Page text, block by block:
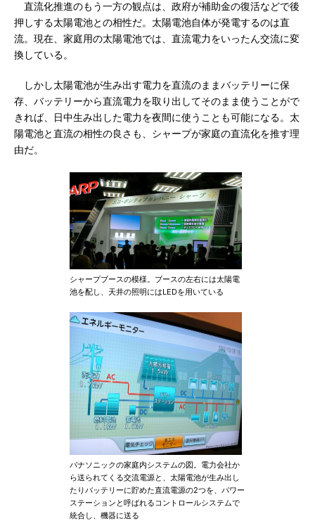
直流化推進のもう一方の観点は、政府が補助金の復活などで後
押しする太陽電池との相性だ。太陽電池自体が発電するのは直
流。現在、家庭用の太陽電池では、直流電力をいったん交流に変
換している。
しかし太陽電池が生み出す電力を直流のままバッテリーに保
存、バッテリーから直流電力を取り出してそのまま使うことがで
きれば、日中生み出した電力を夜間に使うことも可能になる。太
陽電池と直流の相性の良さも、シャープが家庭の直流化を推す理
由だ。
シャープブースの模様。ブースの左右には太陽電
池を配し、天井の照明にはLEDを用いている
パナソニックの家庭内システムの図。電力会社か
ら送られてくる交流電源と、太陽電池が生み出し
たりバッテリーに貯めた直流電源の2つを、パワー
ステーションと呼ばれるコントロールシステムで
統合し、機器に送る